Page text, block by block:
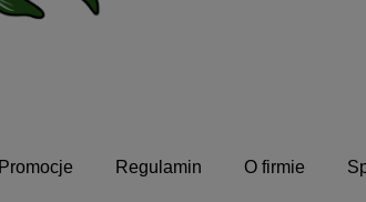
Promocje Regulamin O firmie